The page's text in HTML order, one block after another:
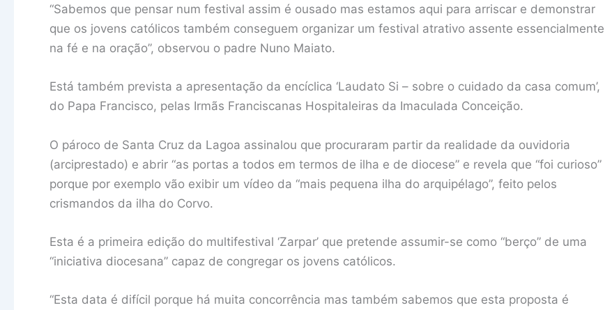
“Sabemos que pensar num festival assim é ousado mas estamos aqui para arriscar e demonstrar
que os jovens católicos também conseguem organizar um festival atrativo assente essencialmente
na fé e na oração”, observou o padre Nuno Maiato.
Está também prevista a apresentação da encíclica ‘Laudato Si – sobre o cuidado da casa comum’,
do Papa Francisco, pelas Irmãs Franciscanas Hospitaleiras da Imaculada Conceição.
O pároco de Santa Cruz da Lagoa assinalou que procuraram partir da realidade da ouvidoria
(arciprestado) e abrir “as portas a todos em termos de ilha e de diocese” e revela que “foi curioso”
porque por exemplo vão exibir um vídeo da “mais pequena ilha do arquipélago”, feito pelos
crismandos da ilha do Corvo.
Esta é a primeira edição do multifestival ‘Zarpar’ que pretende assumir-se como “berço” de uma
“iniciativa diocesana” capaz de congregar os jovens católicos.
“Esta data é difícil porque há muita concorrência mas também sabemos que esta proposta é